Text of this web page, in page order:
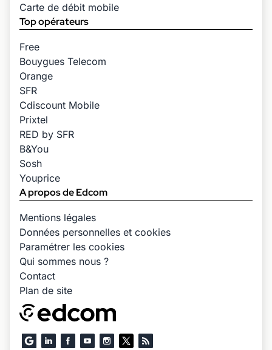
Carte de débit mobile
Top opérateurs
Free
Bouygues Telecom
Orange
SFR
Cdiscount Mobile
Prixtel
RED by SFR
B&You
Sosh
Youprice
A propos de Edcom
Mentions légales
Données personnelles et cookies
Paramétrer les cookies
Qui sommes nous ?
Contact
Plan de site